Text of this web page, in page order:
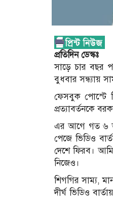
প্রতিদিন ডেস্কঃ
সাড়ে চার বছর
বুধবার সন্ধ্যায়
ফেসবুক পোস্টে
প্রত্যাবর্তনকে
এর আগে গত ৬
পেজে ভিডিও
দেশে ফিরব।
নিজেও।
শিগগির সাম্য,
দীর্ঘ ভিডিও